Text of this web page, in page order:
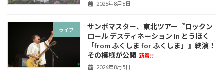
2026年8月6日
ライブ
サンボマスター、東北ツアー『ロックン
ロール デスティネーション in とうほく
「from ふくしま for ふくしま」』終演！
その模様が公開 新着!!
2026年8月5日